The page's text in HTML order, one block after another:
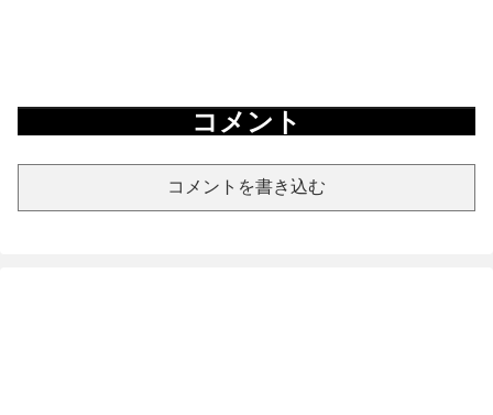
コメント
コメントを書き込む